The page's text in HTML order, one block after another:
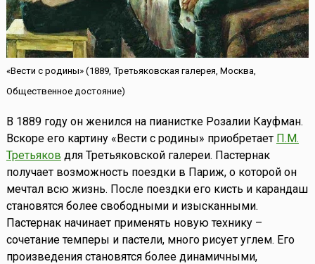
«Вести с родины» (1889, Третьяковская галерея, Москва,
Общественное достояние)
В 1889 году он женился на пианистке Розалии Кауфман.
Вскоре его картину «Вести с родины» приобретает П.М.
Третьяков для Третьяковской галереи. Пастернак
получает возможность поездки в Париж, о которой он
мечтал всю жизнь. После поездки его кисть и карандаш
становятся более свободными и изысканными.
Пастернак начинает применять новую технику –
сочетание темперы и пастели, много рисует углем. Его
произведения становятся более динамичными,